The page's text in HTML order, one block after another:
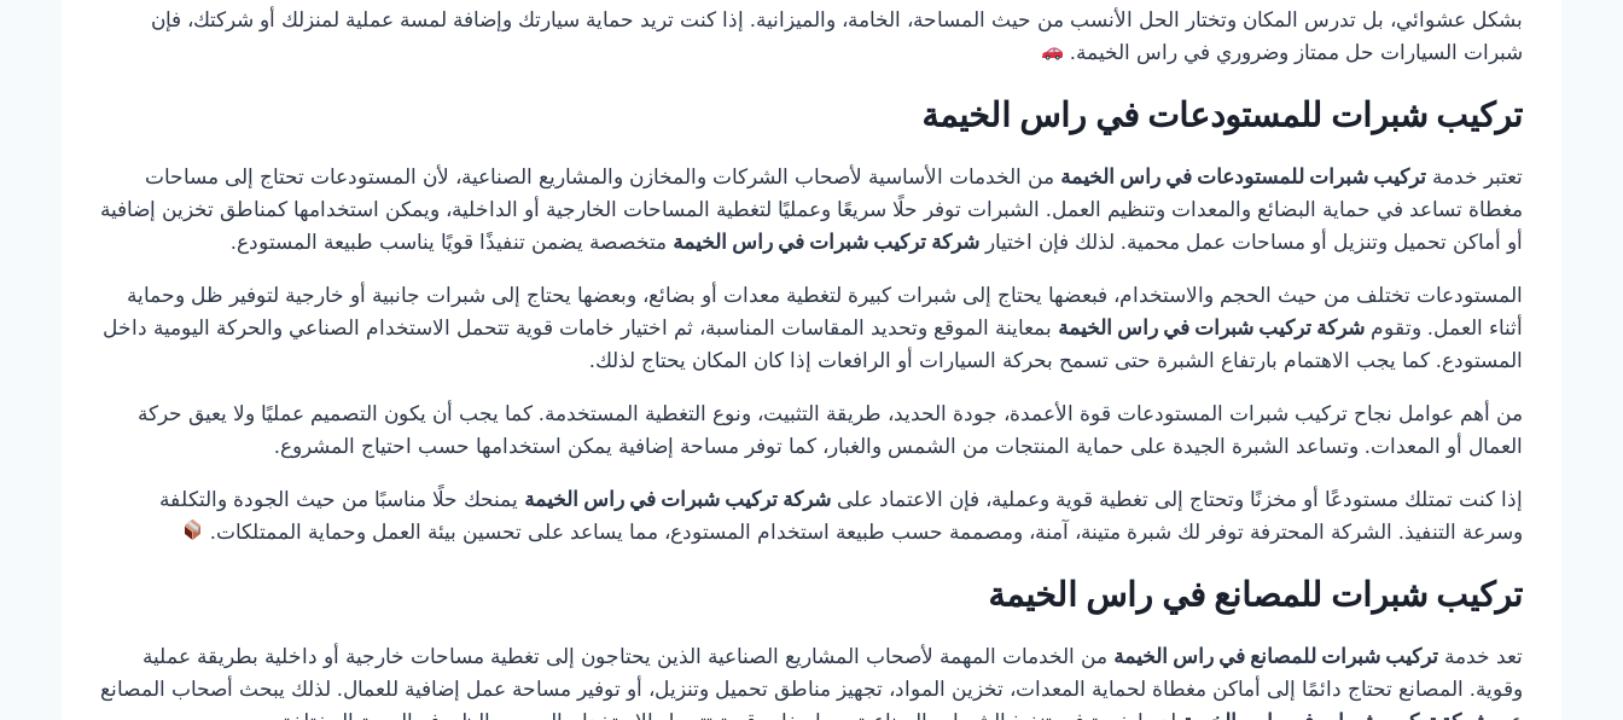
بشكل عشوائي، بل تدرس المكان وتختار الحل الأنسب من حيث المساحة، الخامة، والميزانية. إذا كنت تريد حماية سيارتك وإضافة لمسة عملية لمنزلك أو شركتك، فإن
شبرات السيارات حل ممتاز وضروري في راس الخيمة.
تركيب شبرات للمستودعات في راس الخيمة
تعتبر خدمة تركيب شبرات للمستودعات في راس الخيمة من الخدمات الأساسية لأصحاب الشركات والمخازن والمشاريع الصناعية، لأن المستودعات تحتاج إلى مساحات
مغطاة تساعد في حماية البضائع والمعدات وتنظيم العمل. الشبرات توفر حلًا سريعًا وعمليًا لتغطية المساحات الخارجية أو الداخلية، ويمكن استخدامها كمناطق تخزين إضافية
أو أماكن تحميل وتنزيل أو مساحات عمل محمية. لذلك فإن اختيار شركة تركيب شبرات في راس الخيمة متخصصة يضمن تنفيذًا قويًا يناسب طبيعة المستودع.
المستودعات تختلف من حيث الحجم والاستخدام، فبعضها يحتاج إلى شبرات كبيرة لتغطية معدات أو بضائع، وبعضها يحتاج إلى شبرات جانبية أو خارجية لتوفير ظل وحماية
أثناء العمل. وتقوم شركة تركيب شبرات في راس الخيمة بمعاينة الموقع وتحديد المقاسات المناسبة، ثم اختيار خامات قوية تتحمل الاستخدام الصناعي والحركة اليومية داخل
المستودع. كما يجب الاهتمام بارتفاع الشبرة حتى تسمح بحركة السيارات أو الرافعات إذا كان المكان يحتاج لذلك.
من أهم عوامل نجاح تركيب شبرات المستودعات قوة الأعمدة، جودة الحديد، طريقة التثبيت، ونوع التغطية المستخدمة. كما يجب أن يكون التصميم عمليًا ولا يعيق حركة
العمال أو المعدات. وتساعد الشبرة الجيدة على حماية المنتجات من الشمس والغبار، كما توفر مساحة إضافية يمكن استخدامها حسب احتياج المشروع.
إذا كنت تمتلك مستودعًا أو مخزنًا وتحتاج إلى تغطية قوية وعملية، فإن الاعتماد على شركة تركيب شبرات في راس الخيمة يمنحك حلًا مناسبًا من حيث الجودة والتكلفة
وسرعة التنفيذ. الشركة المحترفة توفر لك شبرة متينة، آمنة، ومصممة حسب طبيعة استخدام المستودع، مما يساعد على تحسين بيئة العمل وحماية الممتلكات.
تركيب شبرات للمصانع في راس الخيمة
تعد خدمة تركيب شبرات للمصانع في راس الخيمة من الخدمات المهمة لأصحاب المشاريع الصناعية الذين يحتاجون إلى تغطية مساحات خارجية أو داخلية بطريقة عملية
وقوية. المصانع تحتاج دائمًا إلى أماكن مغطاة لحماية المعدات، تخزين المواد، تجهيز مناطق تحميل وتنزيل، أو توفير مساحة عمل إضافية للعمال. لذلك يبحث أصحاب المصانع